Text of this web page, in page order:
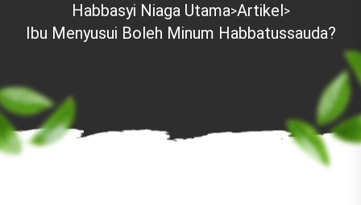
Habbasyi Niaga Utama>Artikel>
Ibu Menyusui Boleh Minum Habbatussauda?